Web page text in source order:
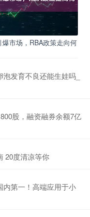
市场，RBA政策走向何
发育不良还能生娃吗_
股，融资融券余额7亿
20度清凉等你
内第一！高端应用于小